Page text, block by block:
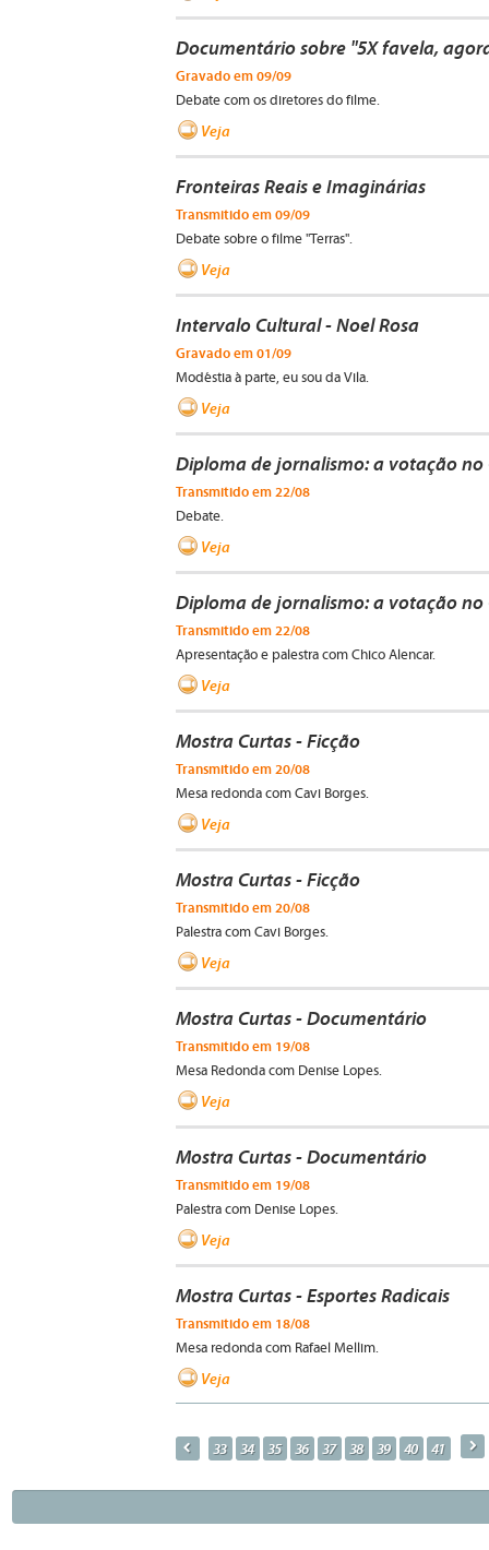
Documentário sobre "5X favela,
Gravado em 09/09
Debate com os diretores do filme.
Veja
Fronteiras Reais e Imaginárias
Transmitido em 09/09
Debate sobre o filme "Terras".
Veja
Intervalo Cultural - Noel Rosa
Gravado em 01/09
Modéstia à parte, eu sou da Vila.
Veja
Diploma de jornalismo: a votação no
Transmitido em 22/08
Debate.
Veja
Diploma de jornalismo: a votação no
Transmitido em 22/08
Apresentação e palestra com Chico Alencar.
Veja
Mostra Curtas - Ficção
Transmitido em 20/08
Mesa redonda com Cavi Borges.
Veja
Mostra Curtas - Ficção
Transmitido em 20/08
Palestra com Cavi Borges.
Veja
Mostra Curtas - Documentário
Transmitido em 19/08
Mesa Redonda com Denise Lopes.
Veja
Mostra Curtas - Documentário
Transmitido em 19/08
Palestra com Denise Lopes.
Veja
Mostra Curtas - Esportes Radicais
Transmitido em 18/08
Mesa redonda com Rafael Mellim.
Veja
p 33 34 35 36 37 38 39 40 41 a